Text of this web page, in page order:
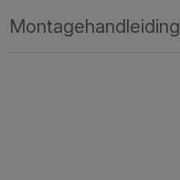
Montagehandleiding